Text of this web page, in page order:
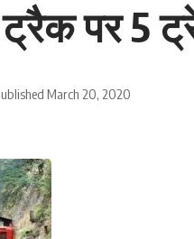
पर 5
March 20, 2020